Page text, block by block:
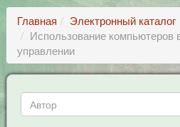
Главная
Электронный каталог
Использование компьютеров
управлении